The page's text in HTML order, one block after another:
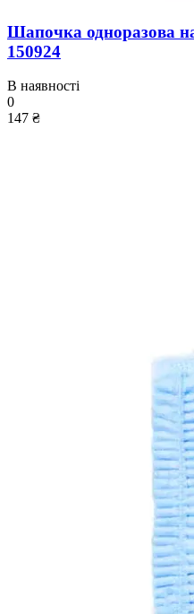
Шапочка одноразова
150924
В наявності
0
147 ₴